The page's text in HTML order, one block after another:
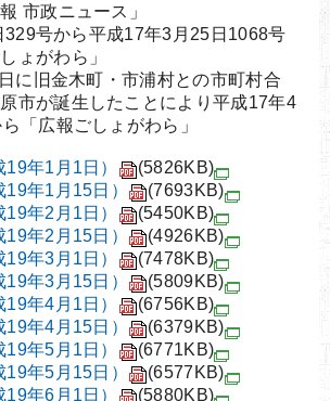
市政ニュース」
329号から平成17年3月25日1068号
ょがわら」
に旧金木町・市浦村との市町村合
市が誕生したことにより平成17年4
「広報ごしょがわら」
年1月1日）
(5826KB)
年1月15日）
(7693KB)
年2月1日）
(5450KB)
年2月15日）
(4926KB)
年3月1日）
(7478KB)
年3月15日）
(5809KB)
年4月1日）
(6756KB)
年4月15日）
(6379KB)
年5月1日）
(6771KB)
年5月15日）
(6577KB)
年6月1日）
(5880KB)